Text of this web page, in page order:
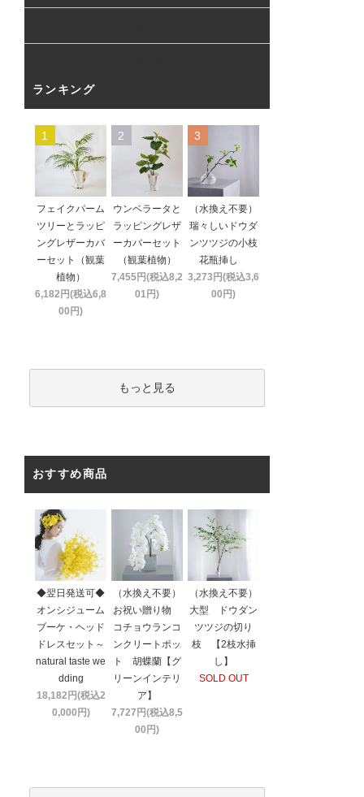
ランキング
1
フェイクパーム
ツリーとラッピ
ングレザーカバ
ーセット（観葉
植物）
6,182円(税込6,8
00円)
2
ウンベラータと
ラッピングレザ
ーカバーセット
（観葉植物）
7,455円(税込8,2
01円)
3
（水換え不要）
瑞々しいドウダ
ンツツジの小枝
花瓶挿し
3,273円(税込3,6
00円)
もっと見る
おすすめ商品
◆翌日発送可◆
オンシジューム
ブーケ・ヘッド
ドレスセット～
natural taste we
dding
18,182円(税込2
0,000円)
（水換え不要）
お祝い贈り物
コチョウランコ
ンクリートポッ
ト 胡蝶蘭【グ
リーンインテリ
ア】
7,727円(税込8,5
00円)
（水換え不要）
大型 ドウダン
ツツジの切り
枝 【2枝水挿
し】
SOLD OUT